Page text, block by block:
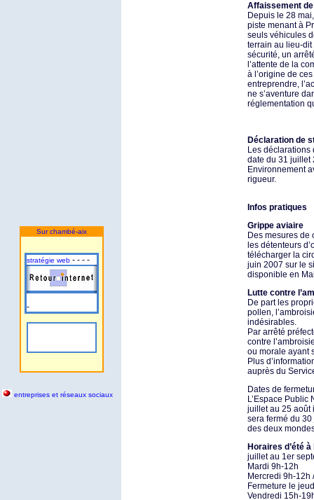
Sur chambé-aix
stratégie web - - - -
-
entreprises et réseaux sociaux
Affaissement
Depuis le 28
piste menant à
seuls véhicules
terrain au lieu-dit
sécurité, un
l’attente de la
à l’origine de
entreprendre,
ne s’aventure
réglementation
Déclaration de
Les déclarations
date du 31 juillet
Environnement
rigueur.
Infos pratiques
Grippe aviaire
Des mesures de
les détenteurs
télécharger la
juin 2007 sur le
disponible en
Lutte contre
De part les
pollen,
indésirables.
Par arrêté
contre
ou morale ayant
Plus
auprès du
Dates de
L’Espace
juillet au 25 août
sera fermé du
des deux
Horaires d’été
juillet au 1er
Mardi 9h-12h
Mercredi 9h-12h
Fermeture le
Vendredi 15h-